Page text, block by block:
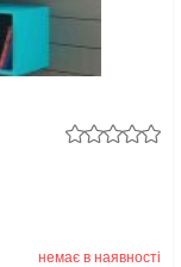
немає в наявності